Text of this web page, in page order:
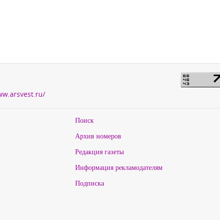
Поиск
Архив номеров
Редакция газеты
Информация рекламодателям
Подписка